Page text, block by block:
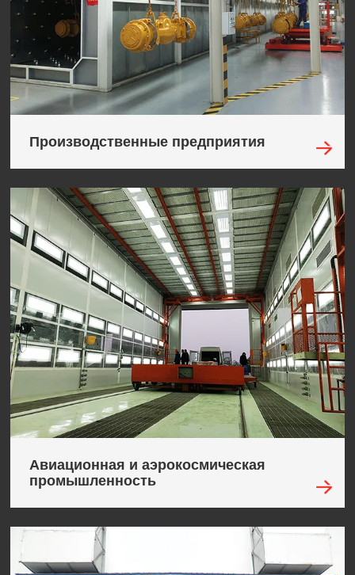
Производственные предприятия
Авиационная и аэрокосмическая
промышленность